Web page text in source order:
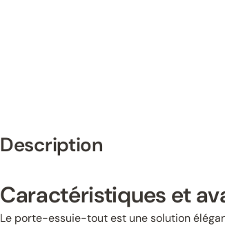
Description
Caractéristiques et
Le porte-essuie-tout est une solution